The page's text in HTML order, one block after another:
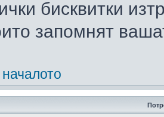
бисквитки
запомнят